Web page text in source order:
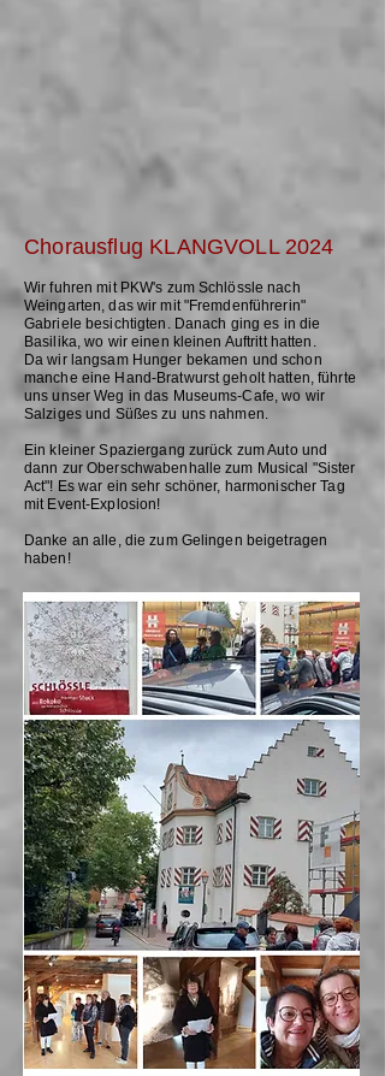
Chorausflug KLANGVOLL 2024
Wir fuhren mit PKW's zum Schlössle nach
Weingarten, das wir mit "Fremdenführerin"
Gabriele besichtigten. Danach ging es in die
Basilika, wo wir einen kleinen Auftritt hatten.
Da wir langsam Hunger bekamen und schon
manche eine Hand-Bratwurst geholt hatten, führte
uns unser Weg in das Museums-Cafe, wo wir
Salziges und Süßes zu uns nahmen.
Ein kleiner Spaziergang zurück zum Auto und
dann zur Oberschwabenhalle zum Musical "Sister
Act"! Es war ein sehr schöner, harmonischer Tag
mit Event-Explosion!
Danke an alle, die zum Gelingen beigetragen
haben!